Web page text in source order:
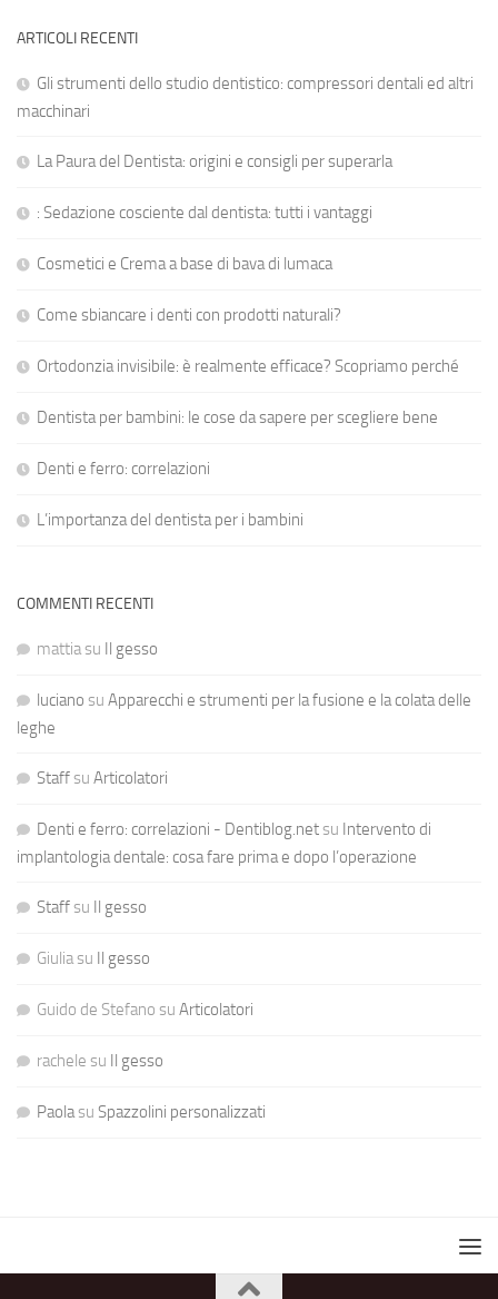
ARTICOLI RECENTI
Gli strumenti dello studio dentistico: compressori dentali ed altri
macchinari
La Paura del Dentista: origini e consigli per superarla
: Sedazione cosciente dal dentista: tutti i vantaggi
Cosmetici e Crema a base di bava di lumaca
Come sbiancare i denti con prodotti naturali?
Ortodonzia invisibile: è realmente efficace? Scopriamo perché
Dentista per bambini: le cose da sapere per scegliere bene
Denti e ferro: correlazioni
L’importanza del dentista per i bambini
COMMENTI RECENTI
mattiasu Il gesso
luciano su Apparecchi e strumenti per la fusione e la colata delle
leghe
Staffsu Articolatori
Denti e ferro: correlazioni - Dentiblog.netsu Intervento di
implantologia dentale: cosa fare prima e dopo l’operazione
Staffsu Il gesso
Giuliasu Il gesso
Guido de Stefano su Articolatori
rachele su Il gesso
Paolasu Spazzolini personalizzati